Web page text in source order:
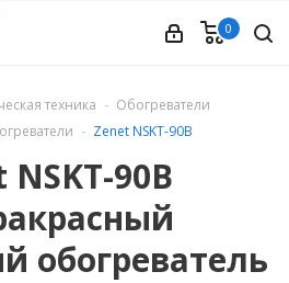
0
техника
Обогреватели
Zenet NSKT-90B
NSKT-90B
обогреватель